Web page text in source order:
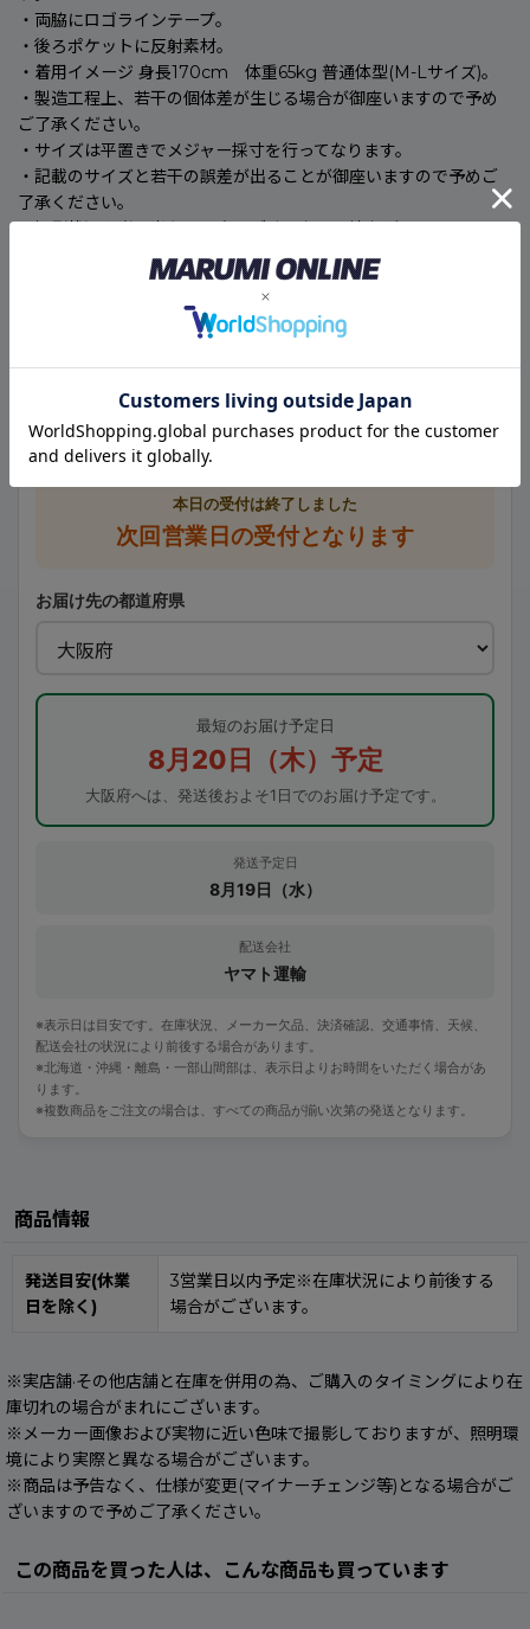
・両脇にロゴラインテープ。
・後ろポケットに反射素材。
・着用イメージ 身長170cm 体重65kg 普通体型(M-Lサイズ)。
・製造工程上、若干の個体差が生じる場合が御座いますので予め
ご了承ください。
・サイズは平置きでメジャー採寸を行ってなります。
・記載のサイズと若干の誤差が出ることが御座いますので予めご
了承ください。
・撮影状況や光の当たり具合、ご覧になる環境などにより、
・写真と実物では、色や風合いが若干異なる場合が御座いますの
で予めご了承ください。
こちらの商品のお届け予定日
メーカー取寄せ商品
現在のご注文は、次回営業日の受付として計算しています。
本日の受付は終了しました
次回営業日の受付となります
お届け先の都道府県
最短のお届け予定日
8月20日（木）予定
大阪府へは、発送後およそ1日でのお届け予定です。
発送予定日
8月19日（水）
配送会社
ヤマト運輸
※表示日は目安です。在庫状況、メーカー欠品、決済確認、交通事情、天候、
配送会社の状況により前後する場合があります。
※北海道・沖縄・離島・一部山間部は、表示日よりお時間をいただく場合があ
ります。
※複数商品をご注文の場合は、すべての商品が揃い次第の発送となります。
商品情報
発送目安(休業
日を除く)
3営業日以内予定※在庫状況により前後する
場合がございます。
※実店舗·その他店舗と在庫を併用の為、ご購入のタイミングにより在
庫切れの場合がまれにございます。
※メーカー画像および実物に近い色味で撮影しておりますが、照明環
境により実際と異なる場合がございます。
※商品は予告なく、仕様が変更(マイナーチェンジ等)となる場合がご
ざいますので予めご了承ください。
この商品を買った人は、こんな商品も買っています